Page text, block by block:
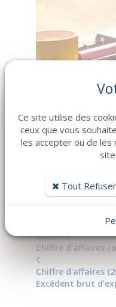
Bar-
Ville
RÉF. 7062/ BT-1702
Chiffre d'affaires
635,00 €
Chiffre d'affaires
€
Chiffre d'affaires
Excédent brut
Ce site utilise des
ceux que vous
les accepter ou de
Tout Refuser